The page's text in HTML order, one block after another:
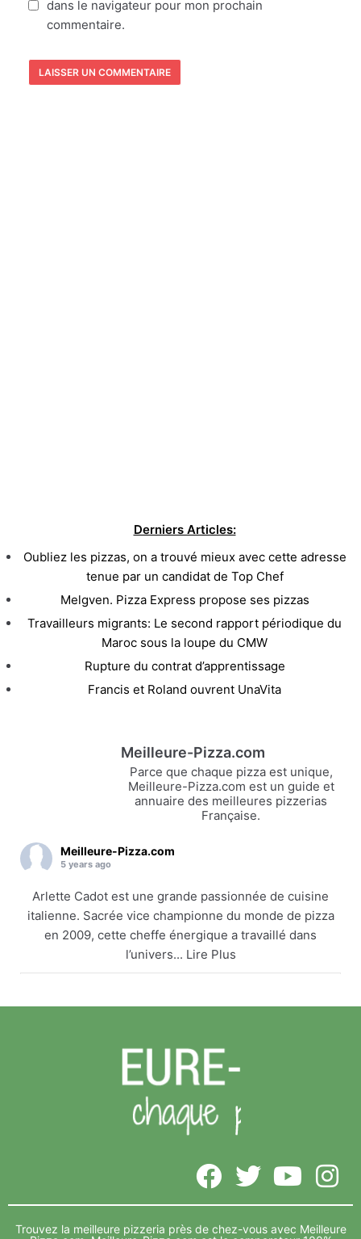
dans le navigateur pour mon prochain
commentaire.
Derniers Articles:
Oubliez les pizzas, on a trouvé mieux avec cette adresse
tenue par un candidat de Top Chef
Melgven. Pizza Express propose ses pizzas
Travailleurs migrants: Le second rapport périodique du
Maroc sous la loupe du CMW
Rupture du contrat d’apprentissage
Francis et Roland ouvrent UnaVita
Meilleure-Pizza.com
Parce que chaque pizza est unique,
Meilleure-Pizza.com est un guide et
annuaire des meilleures pizzerias
Française.
Meilleure-Pizza.com
5 years ago
Arlette Cadot est une grande passionnée de cuisine
italienne. Sacrée vice championne du monde de pizza
en 2009, cette cheffe énergique a travaillé dans
l’univers... Lire Plus
meilleure-pizza.com
pizza en 2009, cette cheffe énergique a travaillé
dans l’univers... Lire Plus
Partager
Vide depuis de nombreux mois, l’ancien complexe Foot
3 indoor, sur la zone de Décathlon Lavau, va accueillir le
Trouvez la meilleure pizzeria près de chez-vous avec Meilleure